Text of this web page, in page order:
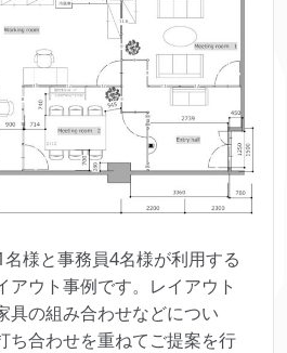
様と事務員4名様が利用する
アウト事例です。レイアウト
具の組み合わせなどについ
ち合わせを重ねてご提案を行